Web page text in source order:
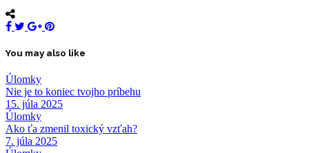
You may also like
Úlomky
Nie je to koniec tvojho príbehu
15. júla 2025
Úlomky
Ako ťa zmenil toxický vzťah?
7. júla 2025